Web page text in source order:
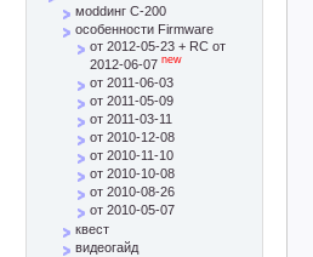
моddинг C-200
особенности Firmware
от 2012-05-23 + RC от
2012-06-07 new
от 2011-06-03
от 2011-05-09
от 2011-03-11
от 2010-12-08
от 2010-11-10
от 2010-10-08
от 2010-08-26
от 2010-05-07
квест
видеогайд